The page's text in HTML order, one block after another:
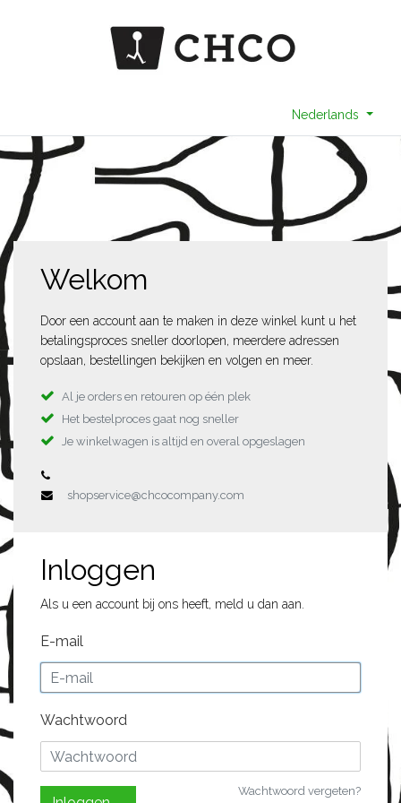
Nederlands
Welkom
Door een account aan te maken in deze winkel kunt u het
betalingsproces sneller doorlopen, meerdere adressen
opslaan, bestellingen bekijken en volgen en meer.
Al je orders en retouren op één plek
Het bestelproces gaat nog sneller
Je winkelwagen is altijd en overal opgeslagen
shopservice@chcocompany.com
Inloggen
Als u een account bij ons heeft, meld u dan aan.
E-mail
Wachtwoord
Wachtwoord vergeten?